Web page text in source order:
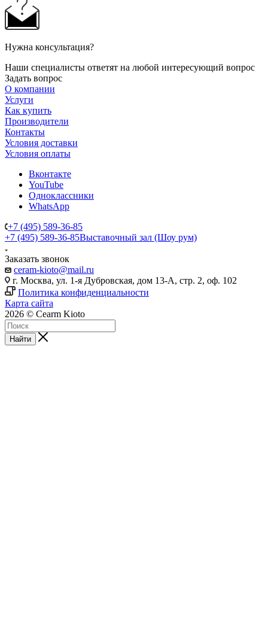
Нужна консультация?
Наши специалисты ответят на любой интересующий вопрос
Задать вопрос
О компании
Услуги
Как купить
Производители
Контакты
Условия доставки
Условия оплаты
Вконтакте
YouTube
Одноклассники
WhatsApp
+7 (495) 589-36-85
+7 (495) 589-36-85Выставочный зал (Шоу рум)
Заказать звонок
ceram-kioto@mail.ru
г. Москва, ул. 1-я Дубровская, дом 13-А, стр. 2, оф. 102
Политика конфиденциальности
Карта сайта
2026 © Cearm Kioto
Найти